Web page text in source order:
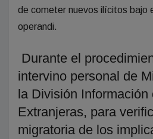
de cometer nuevos ilícitos bajo
operandi.
Durante el
intervino personal de
la División Información
Extranjeras, para
migratoria de los